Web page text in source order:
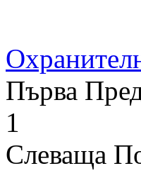
Първа
1
Слеваща